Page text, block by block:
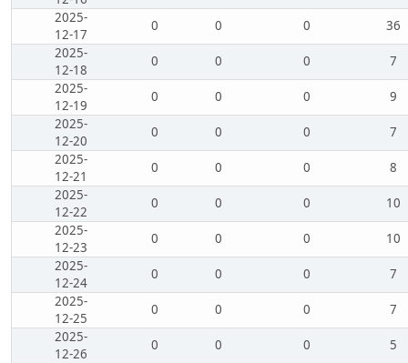
2025-
12-17
0 0 0
36
2025-
12-18
0 0 0
7
2025-
12-19
0 0 0
9
2025-
12-20
0 0 0
7
2025-
12-21
0 0 0
8
2025-
12-22
0 0 0
10
2025-
12-23
0 0 0
10
2025-
12-24
0 0 0
7
2025-
12-25
0 0 0
7
2025-
12-26
0 0 0
5